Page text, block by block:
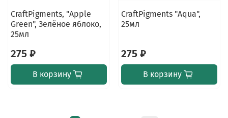
CraftPigments, "Apple
Green", Зелёное яблоко,
25мл
275 ₽
В корзину
CraftPigments "Aqua",
25мл
275 ₽
В корзину